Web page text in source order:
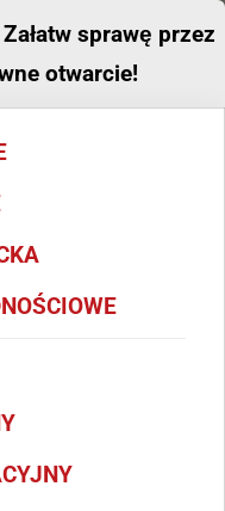
sprawę przez
otwarcie!